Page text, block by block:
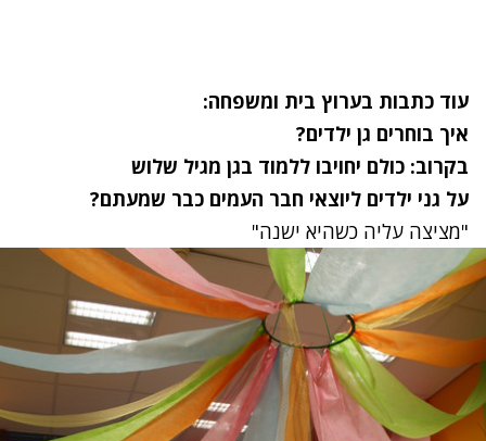
עוד כתבות בערוץ בית ומשפחה:
איך בוחרים גן ילדים?
בקרוב: כולם יחויבו ללמוד בגן מגיל שלוש
על גני ילדים ליוצאי חבר העמים כבר שמעתם?
"מציצה עליה כשהיא ישנה"